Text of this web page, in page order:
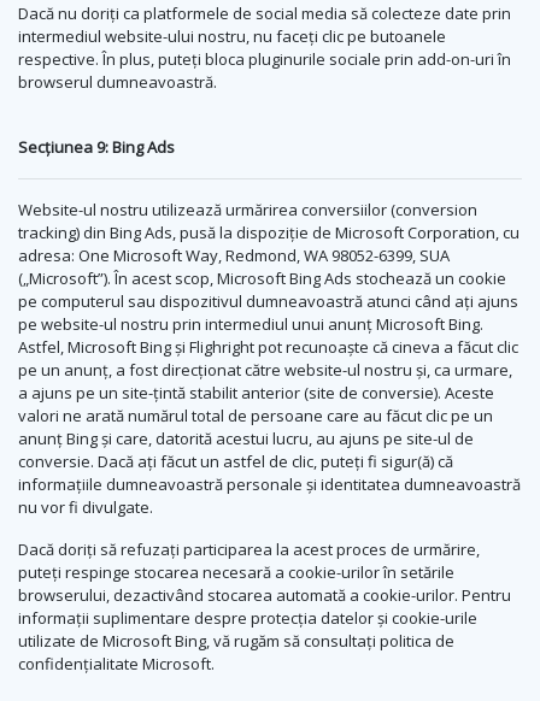
Dacă nu doriți ca platformele de social media să colecteze date prin
intermediul website-ului nostru, nu faceți clic pe butoanele
respective. În plus, puteți bloca pluginurile sociale prin add-on-uri în
browserul dumneavoastră.
Secțiunea 9: Bing Ads
Website-ul nostru utilizează urmărirea conversiilor (conversion
tracking) din Bing Ads, pusă la dispoziție de Microsoft Corporation, cu
adresa: One Microsoft Way, Redmond, WA 98052-6399, SUA
(„Microsoft”). În acest scop, Microsoft Bing Ads stochează un cookie
pe computerul sau dispozitivul dumneavoastră atunci când ați ajuns
pe website-ul nostru prin intermediul unui anunț Microsoft Bing.
Astfel, Microsoft Bing și Flighright pot recunoaște că cineva a făcut clic
pe un anunț, a fost direcționat către website-ul nostru și, ca urmare,
a ajuns pe un site-țintă stabilit anterior (site de conversie). Aceste
valori ne arată numărul total de persoane care au făcut clic pe un
anunț Bing și care, datorită acestui lucru, au ajuns pe site-ul de
conversie. Dacă ați făcut un astfel de clic, puteți fi sigur(ă) că
informațiile dumneavoastră personale și identitatea dumneavoastră
nu vor fi divulgate.
Dacă doriți să refuzați participarea la acest proces de urmărire,
puteți respinge stocarea necesară a cookie-urilor în setările
browserului, dezactivând stocarea automată a cookie-urilor. Pentru
informații suplimentare despre protecția datelor și cookie-urile
utilizate de Microsoft Bing, vă rugăm să consultați politica de
confidențialitate Microsoft.